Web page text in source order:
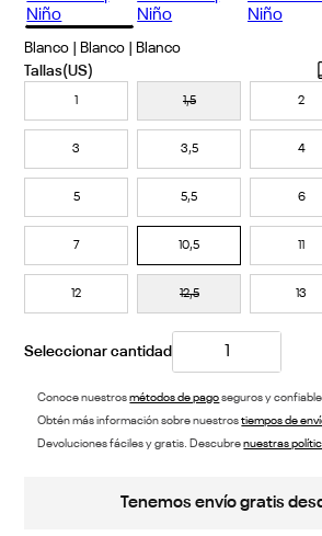
Blanco | Blanco | Blanco
1 1,5 2
3 3,5 4
5 5,5 6
7 10,5 11
12 12,5 13
Conoce nuestrosmétodos de pagoseguros y
Obtén más información sobre nuestrostiempos de
Devoluciones fáciles y gratis. Descubrenuestras
Tenemos envío gratis